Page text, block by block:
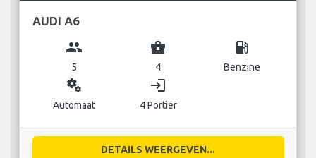
AUDI A6
group
5
business_center
4
local_gas_station
Benzine
miscellaneous_services
Automaat
login
4 Portier
DETAILS WEERGEVEN...